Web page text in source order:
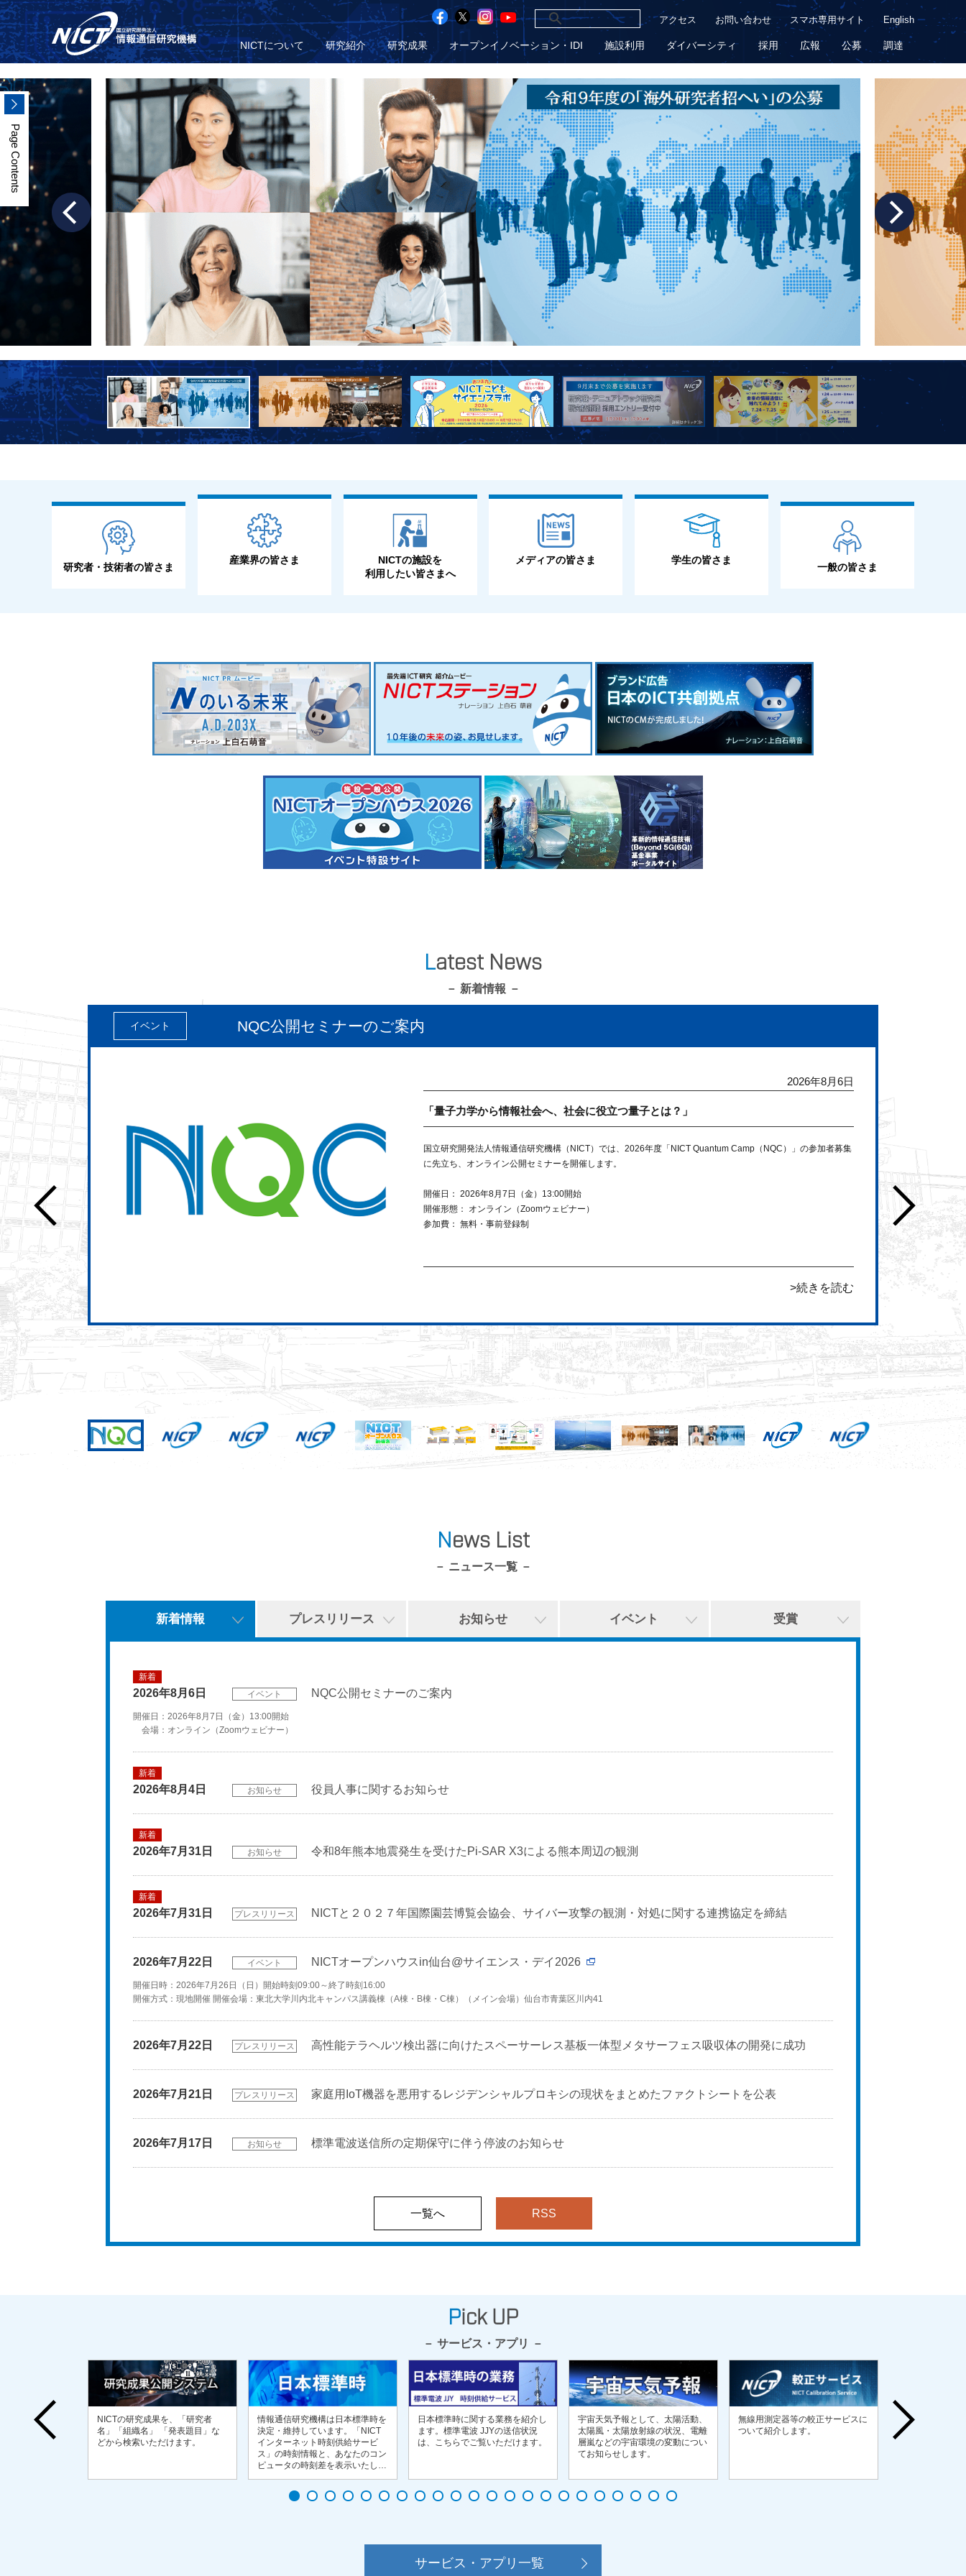
アクセス お問い合わせ スマホ専用サイト English
NICTについて 研究紹介 研究成果 オープンイノベーション・IDI 施設利用 ダイバーシティ 採用 広報 公募 調達
Page Contents
研究者・技術者の皆さま
産業界の皆さま
NICTの施設を
利用したい皆さまへ
メディアの皆さま 学生の皆さま
一般の皆さま
Latest News
新着情報
13日
む
イベント NQC公開セミナーのご案内
2026年8月6日
「量子力学から情報社会へ、社会に役立つ量子とは？」
国立研究開発法人情報通信研究機構（NICT）では、2026年度「NICT Quantum Camp（NQC）」の参加者募集
に先立ち、オンライン公開セミナーを開催します。
開催日： 2026年8月7日（金）13:00開始
開催形態： オンライン（Zoomウェビナー）
参加費： 無料・事前登録制
続きを読む
News List
ニュース一覧
新着情報 プレスリリース お知らせ イベント 受賞
新着
2026年8月6日 イベント NQC公開セミナーのご案内
開催日：2026年8月7日（金）13:00開始
会場：オンライン（Zoomウェビナー）
新着
2026年8月4日 お知らせ 役員人事に関するお知らせ
新着
2026年7月31日 お知らせ 令和8年熊本地震発生を受けたPi-SAR X3による熊本周辺の観測
新着
2026年7月31日 プレスリリース NICTと２０２７年国際園芸博覧会協会、サイバー攻撃の観測・対処に関する連携協定を締結
2026年7月22日 イベント NICTオープンハウスin仙台@サイエンス・デイ2026
開催日時：2026年7月26日（日）開始時刻09:00～終了時刻16:00
開催方式：現地開催 開催会場：東北大学川内北キャンパス講義棟（A棟・B棟・C棟）（メイン会場）仙台市青葉区川内41
2026年7月22日 プレスリリース 高性能テラヘルツ検出器に向けたスペーサーレス基板一体型メタサーフェス吸収体の開発に成功
2026年7月21日 プレスリリース 家庭用IoT機器を悪用するレジデンシャルプロキシの現状をまとめたファクトシートを公表
2026年7月17日 お知らせ 標準電波送信所の定期保守に伴う停波のお知らせ
一覧へ RSS
Pick UP
サービス・アプリ
を踏まえ、人
開発に関する
情報発信や、AI
NICTの研究成果を、「研究者
名」「組織名」 「発表題目」な
どから検索いただけます。
情報通信研究機構は日本標準時を
決定・維持しています。「NICT
インターネット時刻供給サービ
ス」の時刻情報と、あなたのコン
ピュータの時刻差を表示いたしま
す。
日本標準時に関する業務を紹介し
ます。標準電波 JJYの送信状況
は、こちらでご覧いただけます。
宇宙天気予報として、太陽活動、
太陽風・太陽放射線の状況、電離
層嵐などの宇宙環境の変動につい
てお知らせします。
無線用測定器等の較正サービスに
ついて紹介します。
政府のサイバー
等に基づき、国
サービス・アプリ一覧